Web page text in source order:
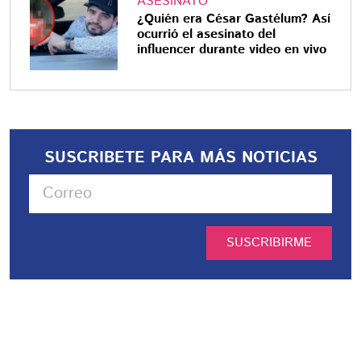
¿Quién era César Gastélum? Así
ocurrió el asesinato del
influencer durante video en vivo
SUSCRIBETE PARA MÁS NOTICIAS
SUSCRIBIRME